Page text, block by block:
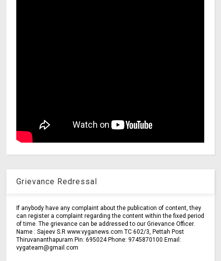
Grievance Redressal
If anybody have any complaint about the publication of content, they
can register a complaint regarding the content within the fixed period
of time. The grievance can be addressed to our Grievance Officer.
Name : Sajeev S.R www.vyganews.com TC 602/3, Pettah Post
Thiruvananthapuram Pin: 695024 Phone: 9745870100 Email:
vygateam@gmail.com